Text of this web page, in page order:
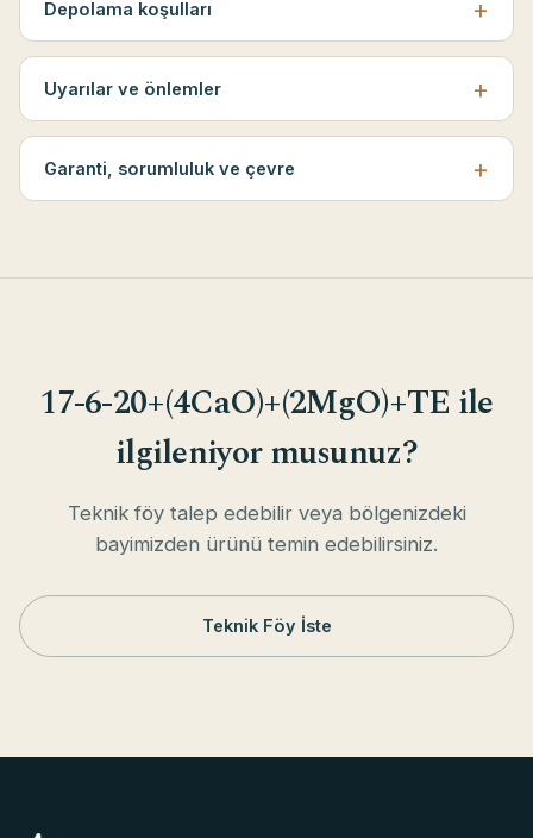
Depolama koşulları
Uyarılar ve önlemler
Garanti, sorumluluk ve çevre
17-6-20+(4CaO)+(2MgO)+TE ile
ilgileniyor musunuz?
Teknik föy talep edebilir veya bölgenizdeki
bayimizden ürünü temin edebilirsiniz.
Teknik Föy İste